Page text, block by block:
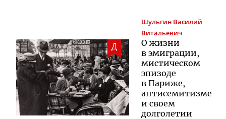
Д
Шульгин Василий
Витальевич
О жизни
в эмиграции,
мистическом
эпизоде
в Париже,
антисемитизме
и своем
долголетии